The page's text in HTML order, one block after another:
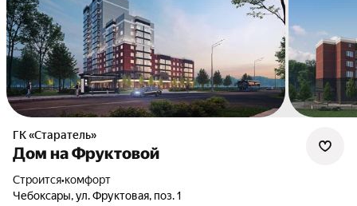
ГК «Старатель»
Дом на Фруктовой
Строится•комфорт
Чебоксары, ул. Фруктовая, поз. 1